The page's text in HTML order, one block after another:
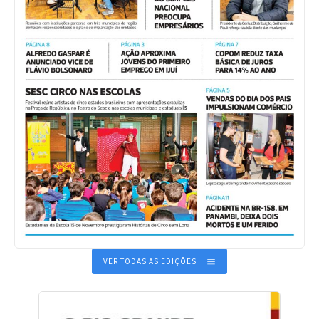
VER TODAS AS EDIÇÕES